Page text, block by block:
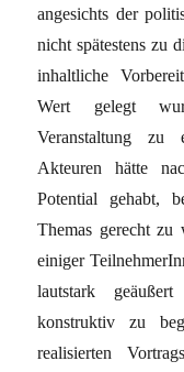
angesichts der
nicht spätestens zu
inhaltliche
Wert gelegt
Veranstaltung zu
Akteuren hätte
Potential gehabt,
Themas gerecht zu
einiger
lautstark
konstruktiv zu
realisierten